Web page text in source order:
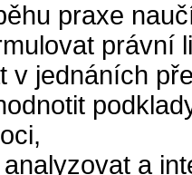
praxe
právní
v jednáních
a